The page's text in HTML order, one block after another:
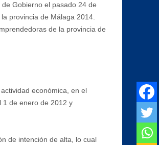
Gobierno el pasado 24 de
provincia de Málaga 2014.
de la provincia de
económica, en el
1 de enero de 2012 y
de intención de alta, lo cual